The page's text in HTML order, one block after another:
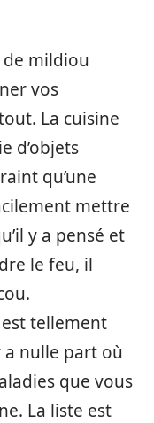
de mildiou
vos
La cuisine
d’objets
qu’une
mettre
y a pensé et
le feu, il
tellement
a nulle part où
que vous
La liste est